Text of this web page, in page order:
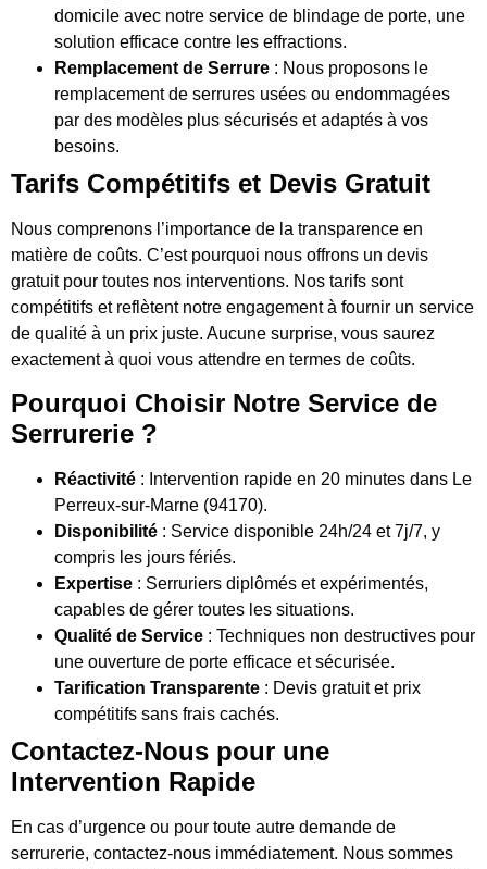
domicile avec notre service de blindage de porte, une
solution efficace contre les effractions.
Remplacement de Serrure : Nous proposons le
remplacement de serrures usées ou endommagées
par des modèles plus sécurisés et adaptés à vos
besoins.
Tarifs Compétitifs et Devis Gratuit
Nous comprenons l’importance de la transparence en
matière de coûts. C’est pourquoi nous offrons un devis
gratuit pour toutes nos interventions. Nos tarifs sont
compétitifs et reflètent notre engagement à fournir un service
de qualité à un prix juste. Aucune surprise, vous saurez
exactement à quoi vous attendre en termes de coûts.
Pourquoi Choisir Notre Service de
Serrurerie ?
Réactivité : Intervention rapide en 20 minutes dans Le
Perreux-sur-Marne (94170).
Disponibilité : Service disponible 24h/24 et 7j/7, y
compris les jours fériés.
Expertise : Serruriers diplômés et expérimentés,
capables de gérer toutes les situations.
Qualité de Service : Techniques non destructives pour
une ouverture de porte efficace et sécurisée.
Tarification Transparente : Devis gratuit et prix
compétitifs sans frais cachés.
Contactez-Nous pour une
Intervention Rapide
En cas d’urgence ou pour toute autre demande de
serrurerie, contactez-nous immédiatement. Nous sommes